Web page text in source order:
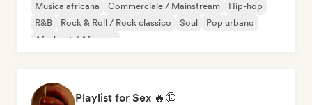
Musica africana Commerciale / Mainstream
Hip-hop
R&B
Rock & Roll / Rock classico Soul
Pop urbano
Afrobeat / Afropop
Playlist for Sex 🔥🔞